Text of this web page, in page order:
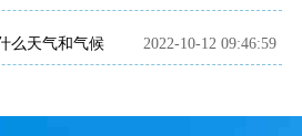
么天气和气候 2022-10-12 09:46:59